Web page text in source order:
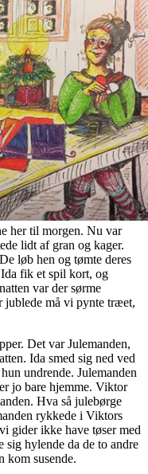
her til morgen. Nu var
lidt af gran og kager.
løb hen og tømte deres
fik et spil kort, og
var der sørme
må vi pynte træet,
Det var Julemanden,
Ida smed sig ned ved
undrende. Julemanden
jo bare hjemme. Viktor
Hva så julebørge
rykkede i Viktors
gider ikke have tøser med
sig hylende da de to andre
kom susende.